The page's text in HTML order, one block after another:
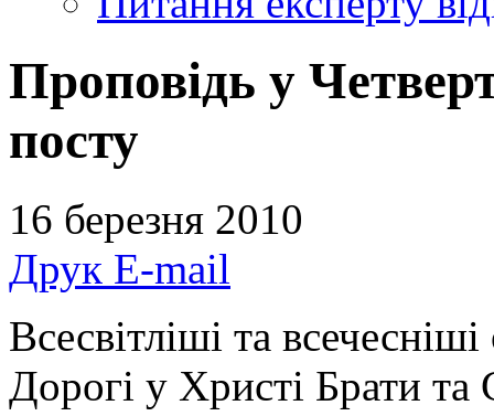
Проповідь у
посту
16 березня 2010
Друк E-mail
Всесвітліші та всечесніші
Дорогі у Христі Брати та